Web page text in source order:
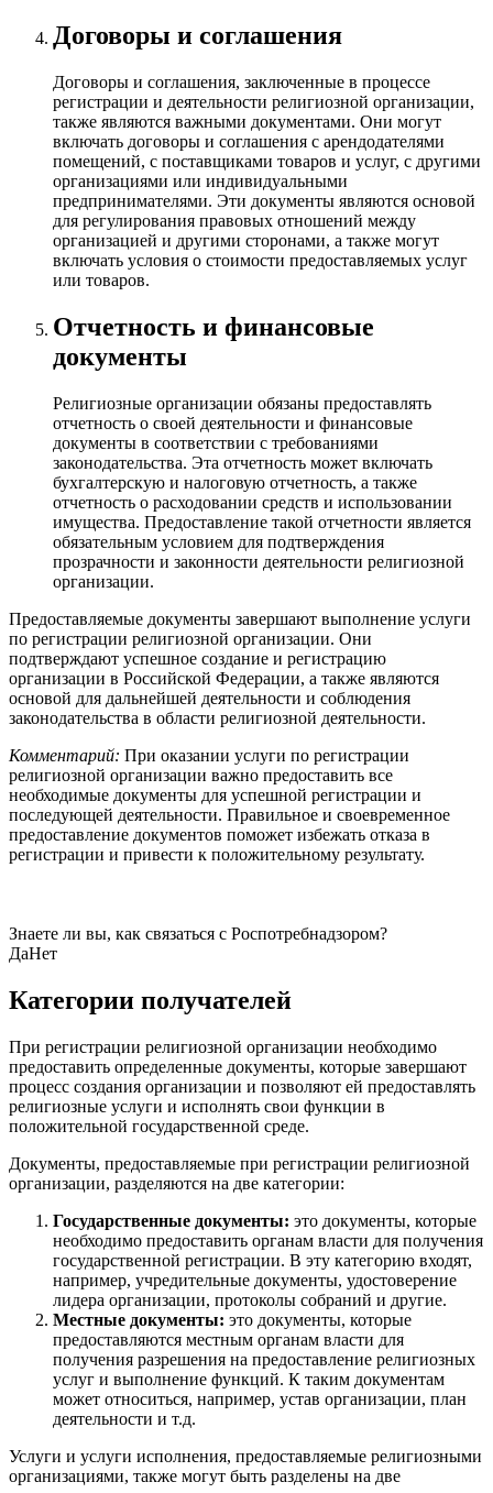
Договоры и соглашения
Договоры и соглашения, заключенные в процессе
регистрации и деятельности религиозной организации,
также являются важными документами. Они могут
включать договоры и соглашения с арендодателями
помещений, с поставщиками товаров и услуг, с другими
организациями или индивидуальными
предпринимателями. Эти документы являются основой
для регулирования правовых отношений между
организацией и другими сторонами, а также могут
включать условия о стоимости предоставляемых услуг
или товаров.
Отчетность и финансовые
документы
Религиозные организации обязаны предоставлять
отчетность о своей деятельности и финансовые
документы в соответствии с требованиями
законодательства. Эта отчетность может включать
бухгалтерскую и налоговую отчетность, а также
отчетность о расходовании средств и использовании
имущества. Предоставление такой отчетности является
обязательным условием для подтверждения
прозрачности и законности деятельности религиозной
организации.
Предоставляемые документы завершают выполнение услуги
по регистрации религиозной организации. Они
подтверждают успешное создание и регистрацию
организации в Российской Федерации, а также являются
основой для дальнейшей деятельности и соблюдения
законодательства в области религиозной деятельности.
Комментарий: При оказании услуги по регистрации
религиозной организации важно предоставить все
необходимые документы для успешной регистрации и
последующей деятельности. Правильное и своевременное
предоставление документов поможет избежать отказа в
регистрации и привести к положительному результату.
Знаете ли вы, как связаться с Роспотребнадзором?
ДаНет
Категории получателей
При регистрации религиозной организации необходимо
предоставить определенные документы, которые завершают
процесс создания организации и позволяют ей предоставлять
религиозные услуги и исполнять свои функции в
положительной государственной среде.
Документы, предоставляемые при регистрации религиозной
организации, разделяются на две категории:
Государственные документы: это документы, которые
необходимо предоставить органам власти для получения
государственной регистрации. В эту категорию входят,
например, учредительные документы, удостоверение
лидера организации, протоколы собраний и другие.
Местные документы: это документы, которые
предоставляются местным органам власти для
получения разрешения на предоставление религиозных
услуг и выполнение функций. К таким документам
может относиться, например, устав организации, план
деятельности и т.д.
Услуги и услуги исполнения, предоставляемые религиозными
организациями, также могут быть разделены на две